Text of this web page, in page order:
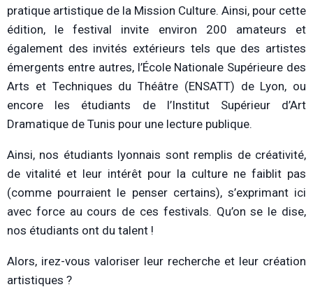
pratique artistique de la Mission Culture. Ainsi, pour cette
édition, le festival invite environ 200 amateurs et
également des invités extérieurs tels que des artistes
émergents entre autres, l’École Nationale Supérieure des
Arts et Techniques du Théâtre (ENSATT) de Lyon, ou
encore les étudiants de l’Institut Supérieur d’Art
Dramatique de Tunis pour une lecture publique.
Ainsi, nos étudiants lyonnais sont remplis de créativité,
de vitalité et leur intérêt pour la culture ne faiblit pas
(comme pourraient le penser certains), s’exprimant ici
avec force au cours de ces festivals. Qu’on se le dise,
nos étudiants ont du talent !
Alors, irez-vous valoriser leur recherche et leur création
artistiques ?